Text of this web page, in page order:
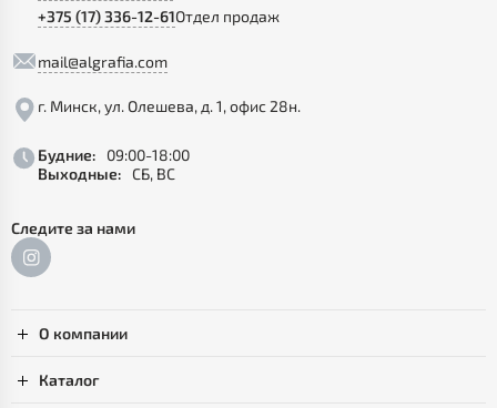
+375 (17) 336-12-61Отдел продаж
mail@algrafia.com
г. Минск, ул. Олешева, д. 1, офис 28н.
Будние:
09:00-18:00
Выходные: СБ, ВС
Следите за нами
О компании
Каталог